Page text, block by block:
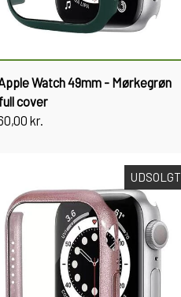
Watch 49mm - Mørkegrøn
cover
kr.
UDSOLGT